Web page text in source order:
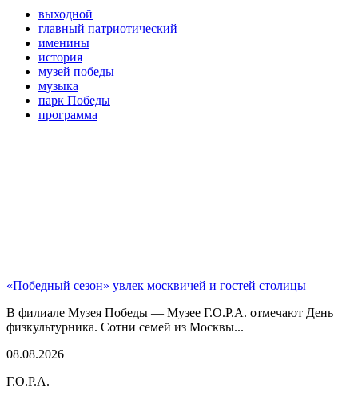
выходной
главный патриотический
именины
история
музей победы
музыка
парк Победы
программа
«Победный сезон» увлек москвичей и гостей столицы
В филиале Музея Победы — Музее Г.О.Р.А. отмечают День
физкультурника. Сотни семей из Москвы...
08.08.2026
Г.О.Р.А.